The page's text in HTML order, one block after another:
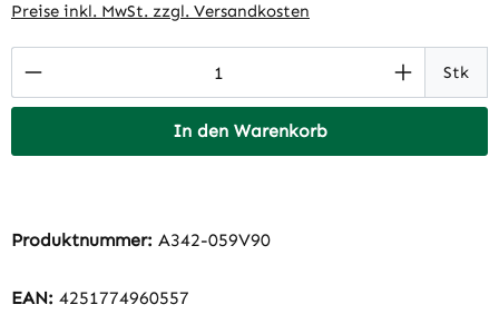
Preise inkl. MwSt. zzgl. Versandkosten
Produkt Anzahl: Gib den gewünschtenStk
In den Warenkorb
Produktnummer: A342-059V90
EAN: 4251774960557